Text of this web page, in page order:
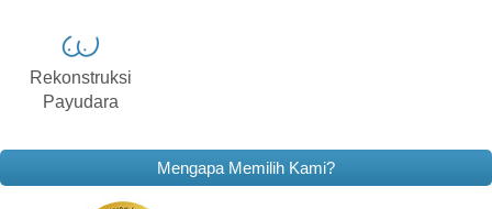
Rekonstruksi
Payudara
Mengapa Memilih Kami?